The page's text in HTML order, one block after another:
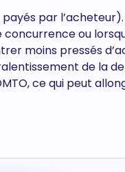
par
ou
moins pressés
de la
ce qui peut